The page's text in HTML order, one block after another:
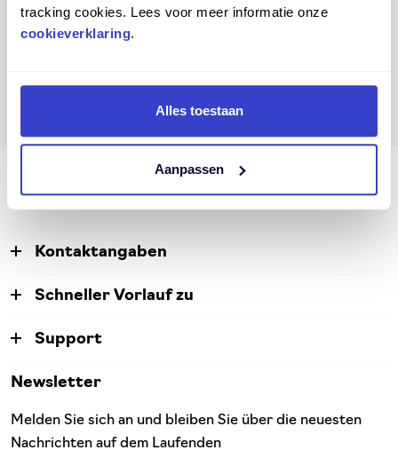
tracking cookies. Lees voor meer informatie onze
cookieverklaring.
Alles toestaan
Aanpassen
Kontaktangaben
Schneller Vorlauf zu
Support
Newsletter
Melden Sie sich an und bleiben Sie über die neuesten
Nachrichten auf dem Laufenden